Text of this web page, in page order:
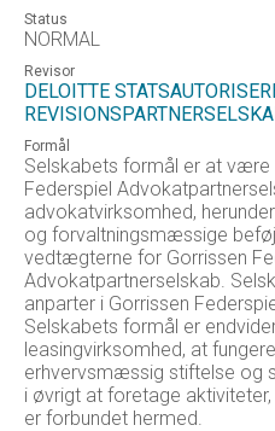
Status
NORMAL
Revisor
DELOITTE
Formål
Selskabets formål er at
Federspiel
advokatvirksomhed,
og forvaltningsmæssige
vedtægterne for Gorrissen
Advokatpartnerselskab.
anparter i Gorrissen
Selskabets formål er
leasingvirksomhed, at
erhvervsmæssig stiftelse og
i øvrigt at foretage
er forbundet hermed.